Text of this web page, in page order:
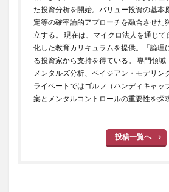
た投資分析を開始。バリュー投資の基本
定等の確率論的アプローチを融合させた
立する。 現在は、マイクロ法人を通じ
化した教育カリキュラムを提供。「論理
る投資家から支持を得ている。 専門領域
メンタルズ分析、ベイジアン・モデリン
ライベートではゴルフ（ハンディキャッ
案とメンタルコントロールの重要性を探
投稿一覧へ